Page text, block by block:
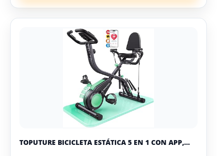
TOPUTURE BICICLETA ESTÁTICA 5 EN 1 CON APP,...